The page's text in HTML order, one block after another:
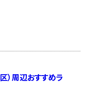
）周辺おすすめラ